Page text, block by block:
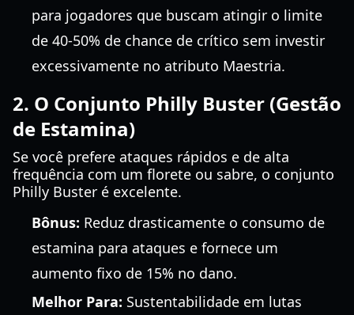
para jogadores que buscam atingir o limite
de 40-50% de chance de crítico sem investir
excessivamente no atributo Maestria.
2. O Conjunto Philly Buster (Gestão
de Estamina)
Se você prefere ataques rápidos e de alta
frequência com um florete ou sabre, o conjunto
Philly Buster é excelente.
Bônus: Reduz drasticamente o consumo de
estamina para ataques e fornece um
aumento fixo de 15% no dano.
Melhor Para: Sustentabilidade em lutas